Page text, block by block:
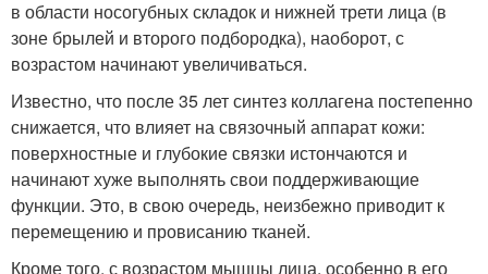
в области носогубных складок и нижней трети лица (в
зоне брылей и второго подбородка), наоборот, с
возрастом начинают увеличиваться.
Известно, что после 35 лет синтез коллагена постепенно
снижается, что влияет на связочный аппарат кожи:
поверхностные и глубокие связки истончаются и
начинают хуже выполнять свои поддерживающие
функции. Это, в свою очередь, неизбежно приводит к
перемещению и провисанию тканей.
Кроме того, с возрастом мышцы лица, особенно в его